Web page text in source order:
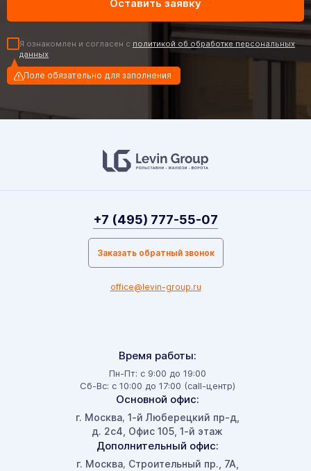
Я ознакомлен и согласен с политикой об обработке персональных
данных
Поле обязательно для заполнения
Время работы:
Пн-Пт: с 9:00 до 19:00
Сб-Вс: с 10:00 до 17:00 (call-центр)
Основной офис:
г. Москва, 1-й Люберецкий пр-д,
д. 2с4, Офис 105, 1-й этаж
Дополнительный офис:
г. Москва, Строительный пр., 7А,
+7 (495) 777-55-07
Заказать обратный звонок
office@levin-group.ru